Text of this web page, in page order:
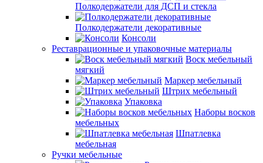
Полкодержатели для ДСП и стекла
Полкодержатели декоративные
Консоли
Реставрационные и упаковочные материалы
Воск мебельный
мягкий
Маркер мебельный
Штрих мебельный
Упаковка
Наборы восков
мебельных
Шпатлевка
мебельная
Ручки мебельные